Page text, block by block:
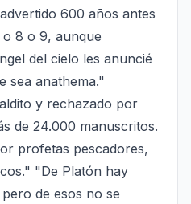
600 años antes
o 8 o 9, aunque
del cielo les anuncié
sea anathema."
y rechazado por
de 24.000 manuscritos.
profetas pescadores,
"De Platón hay
de esos no se